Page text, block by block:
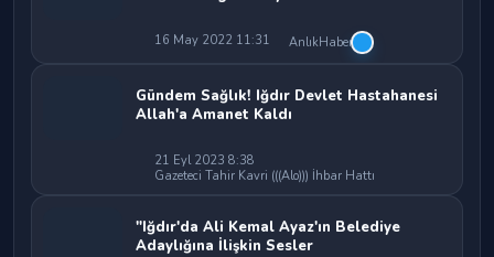
16 May 2022 11:31 AnlıkHaber
Gündem Sağlık! Iğdır Devlet Hastahanesi
Allah'a Amanet Kaldı
21 Eyl 2023 8:38
Gazeteci Tahir Kavri (((Alo))) İhbar Hattı
"Iğdır'da Ali Kemal Ayaz'ın Belediye
Adaylığına İlişkin Sesler